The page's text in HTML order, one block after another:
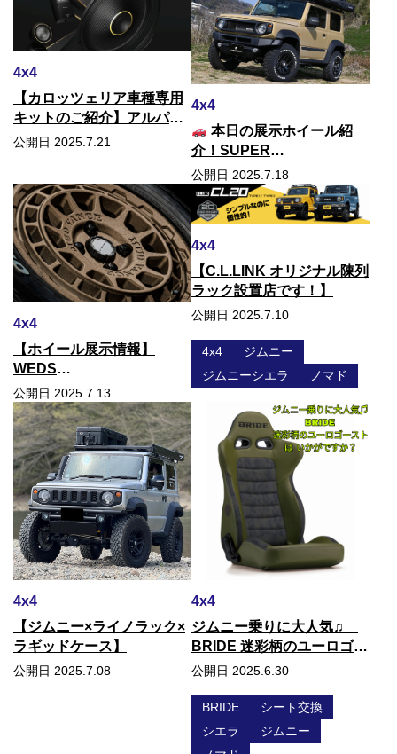
4x4
【カロッツェリア車種専用
キットのご紹介】アルパイ
ンだけじゃない！Pioneer
公開日 2025.7.21
4x4
本日の展示ホイール紹
介！SUPER
STAR『LODIODRIVE 8M
MONO』！
公開日 2025.7.18
4x4
【ホイール展示情報】
WEDS
ADVENTURE『MUD
VANCE X TYPE F / TYPE
S』登場！
公開日 2025.7.13
4x4
【C.L.LINK オリジナル陳列
ラック設置店です！】
公開日 2025.7.10
4x4
ジムニー
ジムニーシエラ
ノマド
4x4
【ジムニー×ライノラック×
ラギッドケース】
公開日 2025.7.08
4x4
ジムニー乗りに大人気♫
BRIDE 迷彩柄のユーロゴー
ストは いかがですか？
公開日 2025.6.30
BRIDE
シート交換
シエラ
ジムニー